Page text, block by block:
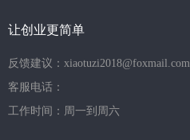
让创业更简单
反馈建议：xiaotuzi2018@foxmail.com
客服电话：
工作时间：周一到周六